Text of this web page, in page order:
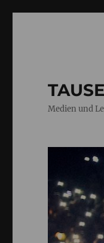
Medien und